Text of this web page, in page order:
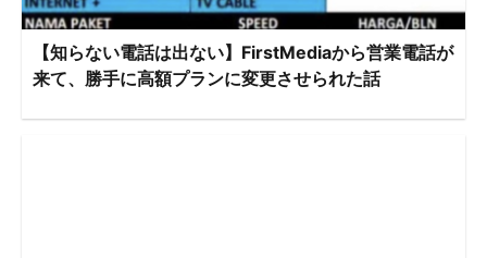
【知らない電話は出ない】FirstMediaから営業電話が
来て、勝手に高額プランに変更させられた話